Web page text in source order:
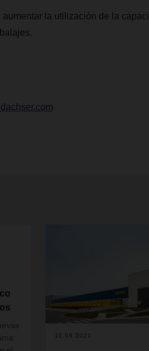
la utilización de la
11.08.2021